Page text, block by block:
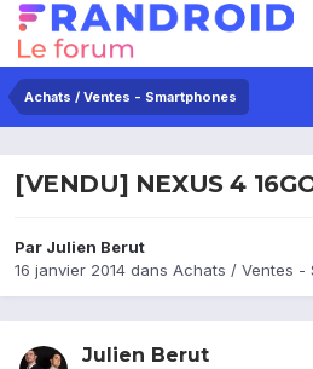
Achats / Ventes - Smartphones
[VENDU] NEXUS 4
Par Julien Berut
16 janvier 2014 dans Achats / Ventes -
Julien Berut